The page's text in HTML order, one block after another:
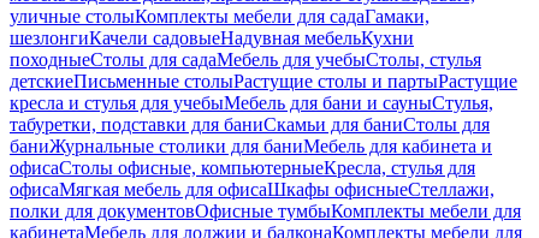
уличные столыКомплекты мебели для садаГамаки,
шезлонгиКачели садовыеНадувная мебельКухни
походныеСтолы для садаМебель для учебыСтолы, стулья
детскиеПисьменные столыРастущие столы и партыРастущие
кресла и стулья для учебыМебель для бани и сауныСтулья,
табуретки, подставки для баниСкамьи для баниСтолы для
баниЖурнальные столики для баниМебель для кабинета и
офисаСтолы офисные, компьютерныеКресла, стулья для
офисаМягкая мебель для офисаШкафы офисныеСтеллажи,
полки для документовОфисные тумбыКомплекты мебели для
кабинетаМебель для лоджии и балконаКомплекты мебели для